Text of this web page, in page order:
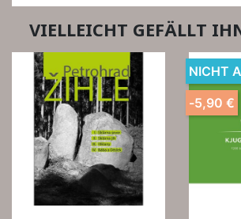
VIELLEICHT GEFÄLLT
NICHT
-5,90 €